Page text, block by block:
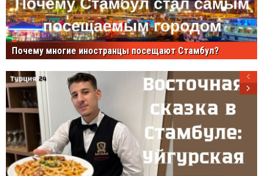
Почему многие иностранцы посещают Стамбул?